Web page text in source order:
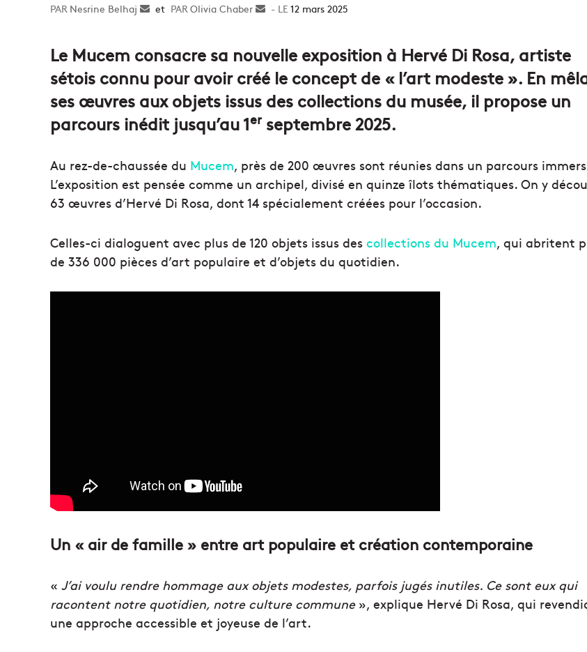
Nesrine Belhaj
Envoyer
et Olivia Chaber
Envoyer12 mars 2025
Le Mucem consacre sa nouvelle exposition à Hervé Di Rosa, artiste
sétois connu pour avoir créé le concept de « l’art modeste ». En
ses œuvres aux objets issus des collections du musée, il propose un
parcours inédit jusqu’au 1er septembre 2025.
Au rez-de-chaussée du Mucem, près de 200 œuvres sont réunies dans un parcours
L’exposition est pensée comme un archipel, divisé en quinze îlots thématiques. On y
63 œuvres d’Hervé Di Rosa, dont 14 spécialement créées pour l’occasion.
Celles-ci dialoguent avec plus de 120 objets issus des collections du Mucem, qui abritent
de 336 000 pièces d’art populaire et d’objets du quotidien.
Un « air de famille » entre art populaire et création contemporaine
« J’ai voulu rendre hommage aux objets modestes, parfois jugés inutiles. Ce sont eux qui
racontent notre quotidien, notre culture commune», explique Hervé Di Rosa, qui
une approche accessible et joyeuse de l’art.